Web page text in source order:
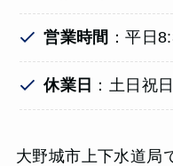
営業時間 ：平日
休業日 ：土日祝
大野城市上下水道局